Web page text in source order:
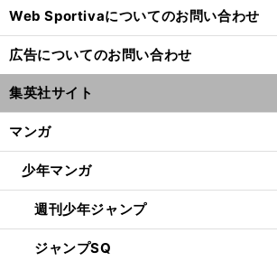
Web Sportivaについてのお問い合わせ
広告についてのお問い合わせ
集英社サイト
マンガ
少年マンガ
週刊少年ジャンプ
ジャンプSQ